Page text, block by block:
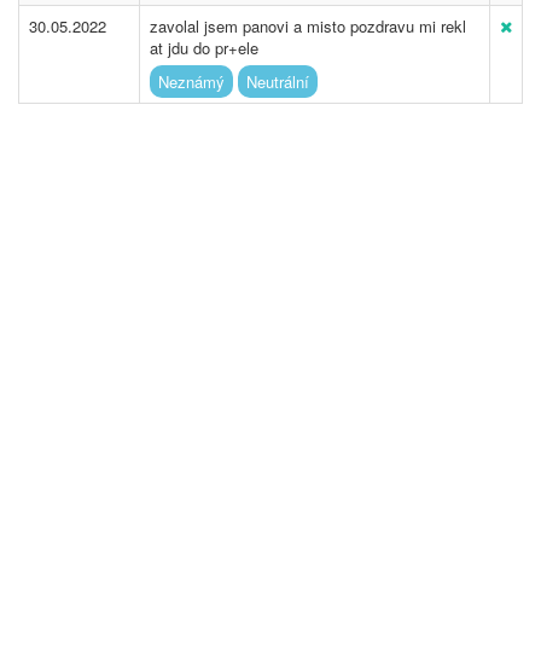
30.05.2022
zavolal jsem panovi a misto pozdravu mi rekl
at jdu do pr+ele
Neznámý
Neutrální